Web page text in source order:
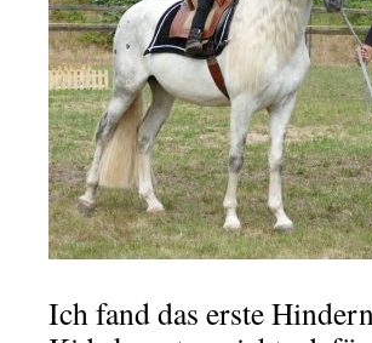
Ich fand das erste